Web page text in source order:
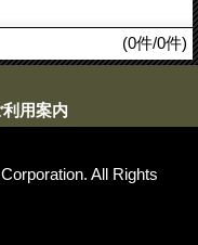
(0件/0件)
利用案内
All Rights